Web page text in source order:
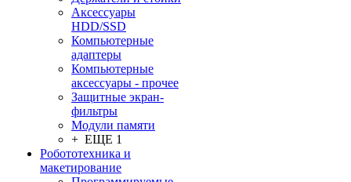
Аксессуары
HDD/SSD
Компьютерные
адаптеры
Компьютерные
аксессуары - прочее
Защитные экран-
фильтры
Модули памяти
+ ЕЩЕ 1
Робототехника и
макетирование